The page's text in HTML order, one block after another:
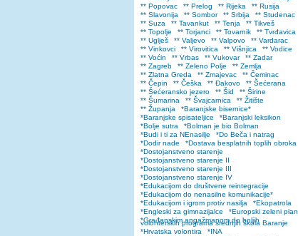
** Popovac
** Prelog ** Rijeka
** Rusija
** Slavonija
** Sombor ** Srbija
** Studenac
** Suza
** Tavankut ** Tenja
** Tikveš
** Topolje
** Torjanci ** Tovarnik
** Tvrđavica
** Uglješ
** Valjevo ** Valpovo
** Vardarac
** Vinkovci
** Virovitica ** Višnjica
** Vodice
** Voćin
** Vrbas ** Vukovar
** Zadar
** Zagreb
** Zeleno Polje
** Zemlja
** Zlatna Greda
** Zmajevac
** Čeminac
** Čepin
** Češka ** Đakovo
** Šećerana
** Šećeransko jezero
** Šid
** Širine
** Šumarina
** Švajcarnica
** Žitište
** Županja
*Baranjske bisernice*
*Baranjske spisateljice
*Baranjski leksikon
*Bolje sutra
*Bolman je bio Bolman
*Budi i ti za NEnasilje
*Do Beča i natrag
*Dodir nade
*Dostava besplatnih toplih obroka
*Dostojanstveno starenje
*Dostojanstveno starenje II
*Dostojanstveno starenje III
*Dostojanstveno starenje IV
*Edukacijom do društvene reintegracije
*Edukacijom do nenasilne komunikacije*
*Edukacijom i igrom protiv nasilja
*Ekopatrola
*Engleski za gimnazijalce
*Europski zeleni plan
*Građanskim angažmanom do boljih
volonterskih programa srednjih škola Baranje
*Hrvatska volontira
*INA